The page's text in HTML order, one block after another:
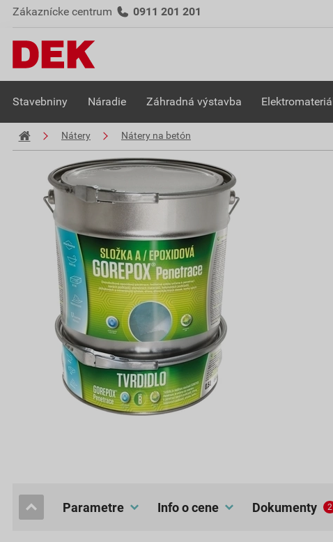
Zákaznícke centrum 0911 201 201
Stavebniny Náradie Záhradná výstavba
Nátery Nátery na betón
Parametre Info o cene dokumenty 2